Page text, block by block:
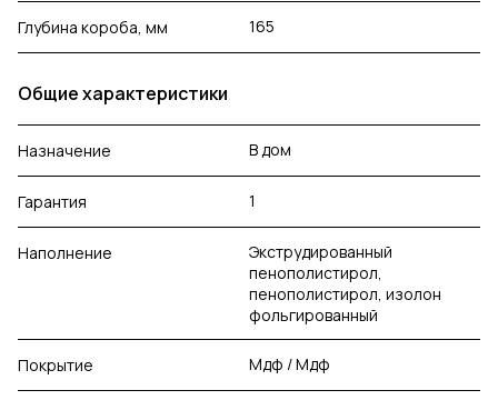
Глубина короба, мм 165
Общие характеристики
Назначение В дом
Гарантия 1
Наполнение
Экструдированный
пенополистирол,
пенополистирол, изолон
фольгированный
Покрытие Мдф / Мдф